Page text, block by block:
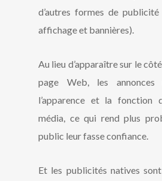
d’autres formes de
affichage et bannières).
Au lieu d’apparaître sur le
page Web, les annonces
l’apparence et la fonction
média, ce qui rend plus
public leur fasse confiance.
Et les publicités natives